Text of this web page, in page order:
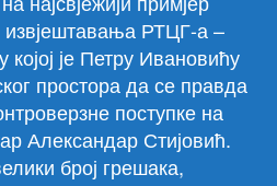
извјештавања РТЦГ-а –
је Петру Ивановићу
простора да се правда
поступке на
Александар Стијовић.
број грешака,